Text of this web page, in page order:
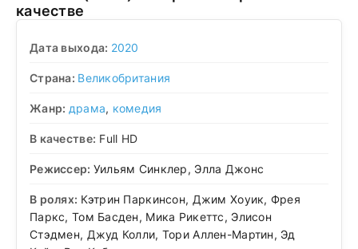
качестве
Дата выхода: 2020
Страна: Великобритания
Жанр: драма, комедия
В качестве: Full HD
Режиссер: Уильям Синклер, Элла Джонс
В ролях: Кэтрин Паркинсон, Джим Хоуик, Фрея
Паркс, Том Басден, Мика Рикеттс, Элисон
Стэдмен, Джуд Колли, Тори Аллен-Мартин, Эд